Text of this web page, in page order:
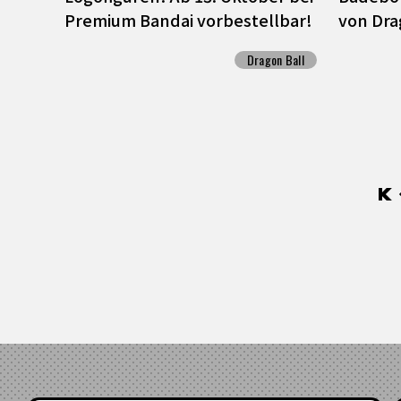
Premium Bandai vorbestellbar!
Dragon Ball
von